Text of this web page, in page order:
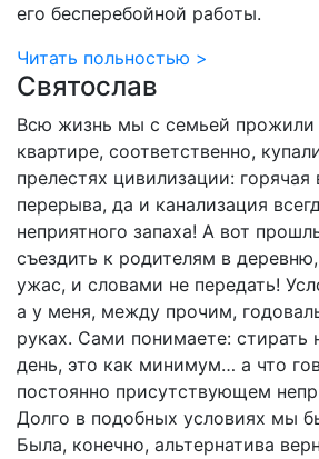
его бесперебойной работы.
Читать польностью >
Святослав
Всю жизнь мы с семьей прожили
квартире, соответственно,
прелестях цивилизации: горячая
перерыва, да и канализация
неприятного запаха! А вот
съездить к родителям в
ужас, и словами не передать!
а у меня, между прочим,
руках. Сами понимаете:
день, это как минимум… а что
постоянно присутствующем
Долго в подобных условиях мы
Была, конечно, альтернатива